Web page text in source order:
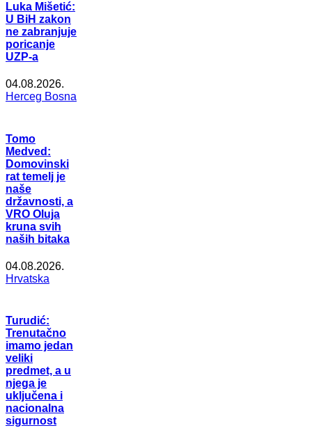
Luka Mišetić:
U BiH zakon
ne zabranjuje
poricanje
UZP-a
04.08.2026.
Herceg Bosna
Tomo
Medved:
Domovinski
rat temelj je
naše
državnosti, a
VRO Oluja
kruna svih
naših bitaka
04.08.2026.
Hrvatska
Turudić:
Trenutačno
imamo jedan
veliki
predmet, a u
njega je
uključena i
nacionalna
sigurnost